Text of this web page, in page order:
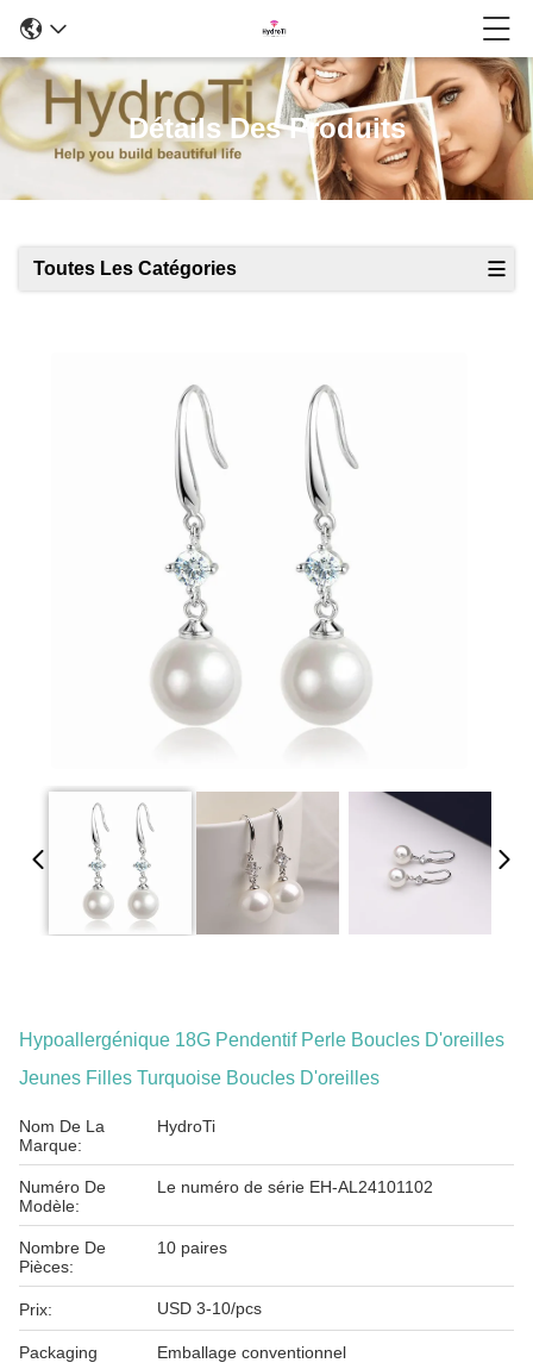
Détails Des Produits
Toutes Les Catégories
Hypoallergénique 18G Pendentif Perle Boucles D'oreilles
Jeunes Filles Turquoise Boucles D'oreilles
Nom De La
Marque:
HydroTi
Numéro De
Modèle:
Le numéro de série EH-AL24101102
Nombre De
Pièces:
10 paires
Prix: USD 3-10/pcs
Packaging
Emballage conventionnel